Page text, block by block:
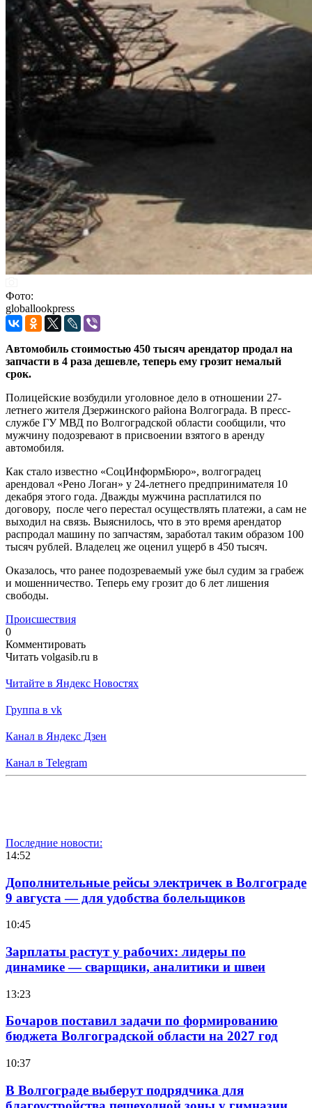
Фото:
globallookpress
Автомобиль стоимостью 450 тысяч арендатор продал на
запчасти в 4 раза дешевле, теперь ему грозит немалый
срок.
Полицейские возбудили уголовное дело в отношении 27-
летнего жителя Дзержинского района Волгограда. В пресс-
службе ГУ МВД по Волгоградской области сообщили, что
мужчину подозревают в присвоении взятого в аренду
автомобиля.
Как стало известно «СоцИнформБюро», волгоградец
арендовал «Рено Логан» у 24-летнего предпринимателя 10
декабря этого года. Дважды мужчина расплатился по
договору, после чего перестал осуществлять платежи, а сам не
выходил на связь. Выяснилось, что в это время арендатор
распродал машину по запчастям, заработал таким образом 100
тысяч рублей. Владелец же оценил ущерб в 450 тысяч.
Оказалось, что ранее подозреваемый уже был судим за грабеж
и мошенничество. Теперь ему грозит до 6 лет лишения
свободы.
Происшествия
0
Комментировать
Читать volgasib.ru в
Читайте в Яндекс Новостях
Группа в vk
Канал в Яндекс Дзен
Канал в Telegram
Последние новости:
14:52
Дополнительные рейсы электричек в Волгограде
9 августа — для удобства болельщиков
10:45
Зарплаты растут у рабочих: лидеры по
динамике — сварщики, аналитики и швеи
13:23
Бочаров поставил задачи по формированию
бюджета Волгоградской области на 2027 год
10:37
В Волгограде выберут подрядчика для